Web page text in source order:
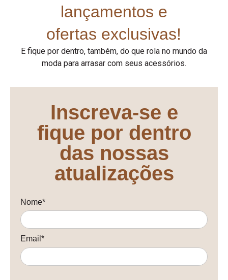
lançamentos e
ofertas exclusivas!
E fique por dentro, também, do que rola no mundo da
moda para arrasar com seus acessórios.
Inscreva-se e
fique por dentro
das nossas
atualizações
Nome*
Email*